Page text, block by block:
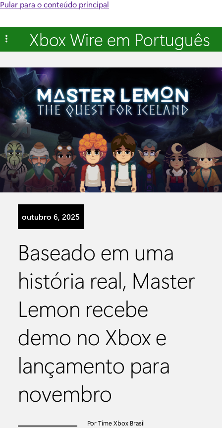
Pular para o conteúdo principal
Xbox Wire em Português
outubro 6, 2025
Baseado em uma
história real, Master
Lemon recebe
demo no Xbox e
lançamento para
novembro
Por Time Xbox Brasil